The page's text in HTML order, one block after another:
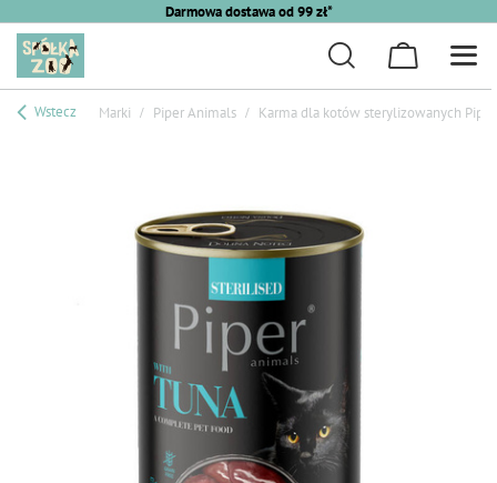
Darmowa dostawa od 99 zł*
Wstecz Marki Piper Animals Karma dla kotów sterylizowanych